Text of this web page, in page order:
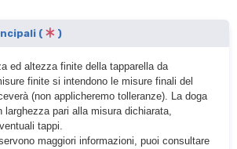
Caratteristiche Principali ( )
ed altezza finite della tapparella da
finite si intendono le misure finali del
(non applicheremo tolleranze). La doga
larghezza pari alla misura dichiarata,
tappi.
maggiori informazioni, puoi consultare